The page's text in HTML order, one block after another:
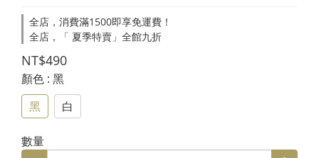
全店，消費滿1500即享免運費！
全店，「 夏季特賣」全館九折
NT$490
顏色 : 黑
黑
白
數量